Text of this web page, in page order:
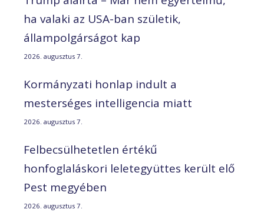
ha valaki az USA-ban születik,
állampolgárságot kap
2026. augusztus 7.
Kormányzati honlap indult a
mesterséges intelligencia miatt
2026. augusztus 7.
Felbecsülhetetlen értékű
honfoglaláskori leletegyüttes került elő
Pest megyében
2026. augusztus 7.